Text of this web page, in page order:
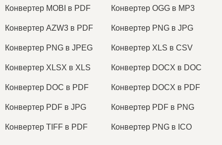
Конвертер MOBI в PDF Конвертер OGG в MP3
Конвертер AZW3 в PDF Конвертер PNG в JPG
Конвертер PNG в JPEG Конвертер XLS в CSV
Конвертер XLSX в XLS Конвертер DOCX в DOC
Конвертер DOC в PDF Конвертер DOCX в PDF
Конвертер PDF в JPG Конвертер PDF в PNG
Конвертер TIFF в PDF Конвертер PNG в ICO